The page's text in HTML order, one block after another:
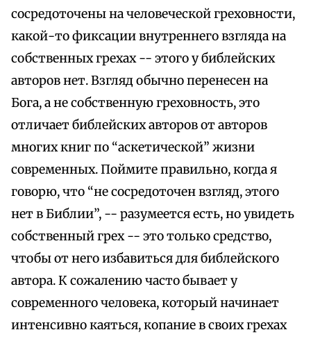
сосредоточены на человеческой греховности,
какой-то фиксации внутреннего взгляда на
собственных грехах -- этого у библейских
авторов нет. Взгляд обычно перенесен на
Бога, а не собственную греховность, это
отличает библейских авторов от авторов
многих книг по “аскетической” жизни
современных. Поймите правильно, когда я
говорю, что “не сосредоточен взгляд, этого
нет в Библии”, -- разумеется есть, но увидеть
собственный грех -- это только средство,
чтобы от него избавиться для библейского
автора. К сожалению часто бывает у
современного человека, который начинает
интенсивно каяться, копание в своих грехах